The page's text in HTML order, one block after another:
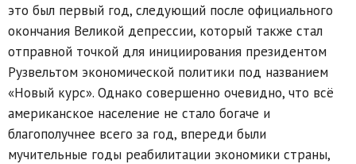
это был первый год, следующий после официального
окончания Великой депрессии, который также стал
отправной точкой для инициирования президентом
Рузвельтом экономической политики под названием
«Новый курс». Однако совершенно очевидно, что всё
американское население не стало богаче и
благополучнее всего за год, впереди были
мучительные годы реабилитации экономики страны,